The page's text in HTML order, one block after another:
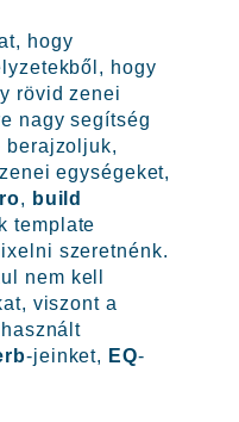
hogy
hogy
rövid zenei
nagy segítség
berajzoljuk,
egységeket,
, build
template
szeretnénk.
nem kell
viszont a
-jeinket, EQ-